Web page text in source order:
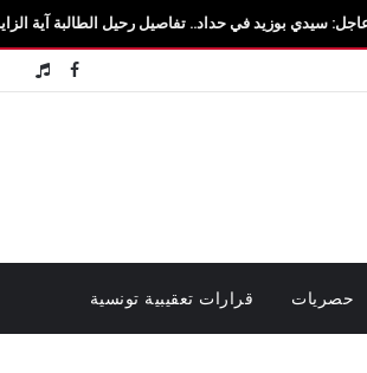
في حداد.. تفاصيل رحيل الطالبة آية الزايدي في حادث
حصريات قرارات تعقيبية تونسية